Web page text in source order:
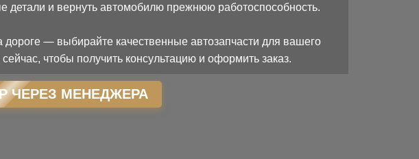
детали и вернуть автомобилю прежнюю работоспособность.
— выбирайте качественные автозапчасти для вашего
чтобы получить консультацию и оформить заказ.
ЧЕРЕЗ МЕНЕДЖЕРА